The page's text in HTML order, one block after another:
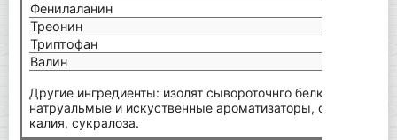
Фенилаланин
Треонин
Триптофан
Валин
Другие ингредиенты: изолят сывороточнго белка,
натруальмые и искуственные ароматизаторы, соль,
калия, сукралоза.